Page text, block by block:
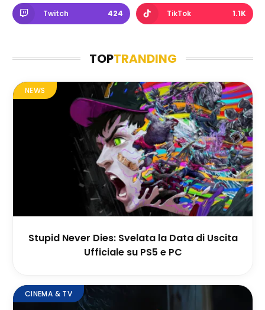
Twitch 424 TikTok 1.1K
TOPTRANDING
NEWS
Stupid Never Dies: Svelata la Data di Uscita
Ufficiale su PS5 e PC
CINEMA & TV